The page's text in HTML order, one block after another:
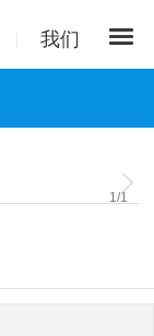
我们
1 /1